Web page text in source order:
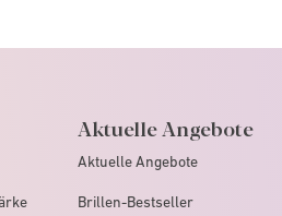
Aktuelle Angebote
Aktuelle Angebote
Brillen-Bestseller